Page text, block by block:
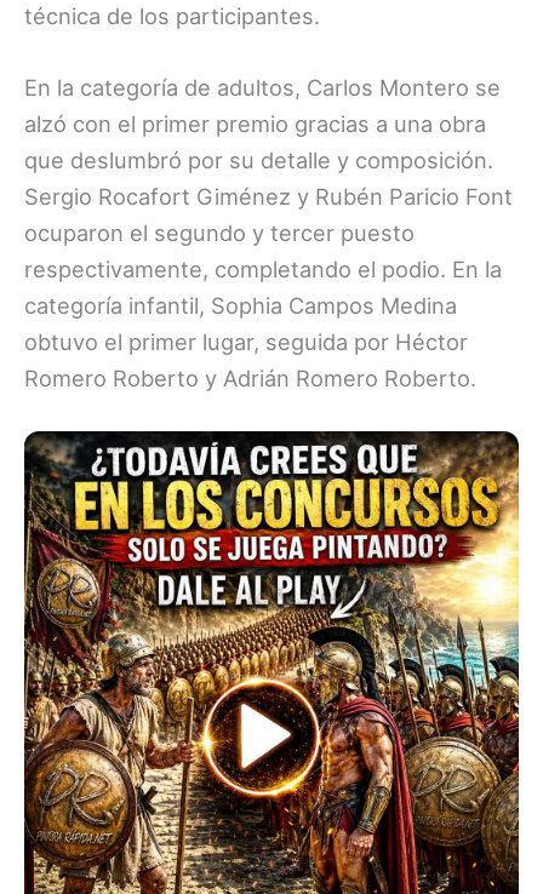
técnica de los participantes.
En la categoría de adultos, Carlos Montero se
alzó con el primer premio gracias a una obra
que deslumbró por su detalle y composición.
Sergio Rocafort Giménez y Rubén Paricio Font
ocuparon el segundo y tercer puesto
respectivamente, completando el podio. En la
categoría infantil, Sophia Campos Medina
obtuvo el primer lugar, seguida por Héctor
Romero Roberto y Adrián Romero Roberto.